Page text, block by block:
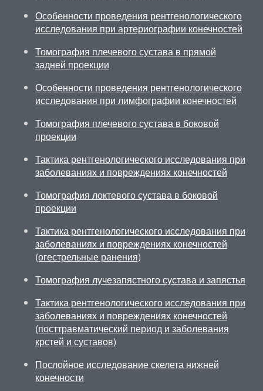
Особенности проведения рентгенологического
исследования при артериографии конечностей
Томография плечевого сустава в прямой
задней проекции
Особенности проведения рентгенологического
исследования при лимфографии конечностей
Томография плечевого сустава в боковой
проекции
Тактика рентгенологического исследования при
заболеваниях и повреждениях конечностей
Томография локтевого сустава в боковой
проекции
Тактика рентгенологического исследования при
заболеваниях и повреждениях конечностей
(огестрельные ранения)
Томография лучезапястного сустава и запястья
Тактика рентгенологического исследования при
заболеваниях и повреждениях конечностей
(посттравматический период и заболевания
крстей и суставов)
Послойное исследование скелета нижней
конечности